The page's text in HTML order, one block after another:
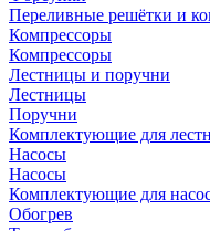
Переливные решётки и
Компрессоры
Компрессоры
Лестницы и поручни
Лестницы
Поручни
Комплектующие для
Насосы
Насосы
Комплектующие для
Обогрев